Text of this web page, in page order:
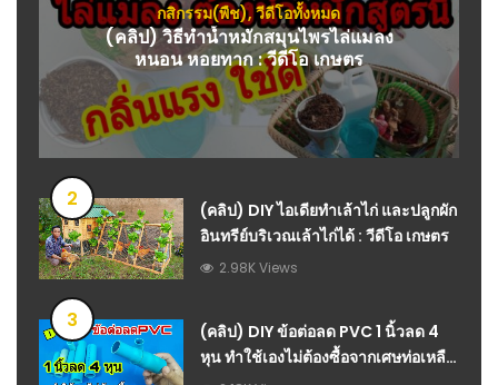
กสิกรรม(พืช),วีดีโอทั้งหมด
(คลิป) วิธีทำน้ำหมักสมุนไพรไล่แมลง
หนอน หอยทาก : วีดีโอ เกษตร
2
(คลิป) DIY ไอเดียทำเล้าไก่ และปลูกผัก
อินทรีย์บริเวณเล้าไก่ได้ : วีดีโอ เกษตร
2.98K Views
3
(คลิป) DIY ข้อต่อลด PVC 1 นิ้วลด 4
หุน ทำใช้เองไม่ต้องซื้อจากเศษท่อเหลือ